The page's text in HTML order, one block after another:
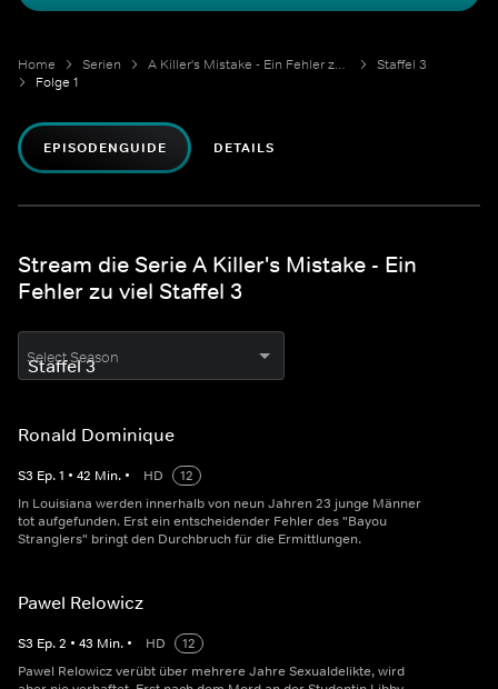
Home Serien A Killer's Mistake - Ein Fehler zu viel
Staffel 3
Folge 1
EPISODENGUIDE DETAILS
Stream die Serie A Killer's Mistake - Ein
Fehler zu viel Staffel 3
Select Season
Ronald Dominique
S3 Ep.1 • 42 Min. • HD
12
In Louisiana werden innerhalb von neun Jahren 23 junge Männer
tot aufgefunden. Erst ein entscheidender Fehler des "Bayou
Stranglers" bringt den Durchbruch für die Ermittlungen.
Pawel Relowicz
S3 Ep.2 • 43 Min. • HD
12
Pawel Relowicz verübt über mehrere Jahre Sexualdelikte, wird